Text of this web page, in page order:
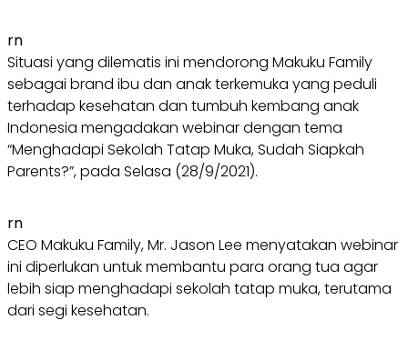
rn
Situasi yang dilematis ini mendorong Makuku Family
sebagai brand ibu dan anak terkemuka yang peduli
terhadap kesehatan dan tumbuh kembang anak
Indonesia mengadakan webinar dengan tema
“Menghadapi Sekolah Tatap Muka, Sudah Siapkah
Parents?”, pada Selasa (28/9/2021).
rn
CEO Makuku Family, Mr. Jason Lee menyatakan webinar
ini diperlukan untuk membantu para orang tua agar
lebih siap menghadapi sekolah tatap muka, terutama
dari segi kesehatan.